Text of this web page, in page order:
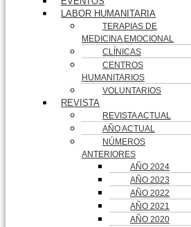
LABOR HUMANITARIA
TERAPIAS DE
MEDICINA EMOCIONAL
CLÍNICAS
CENTROS
HUMANITARIOS
VOLUNTARIOS
REVISTA
REVISTA ACTUAL
AÑO ACTUAL
NÚMEROS
ANTERIORES
AÑO 2024
AÑO 2023
AÑO 2022
AÑO 2021
AÑO 2020